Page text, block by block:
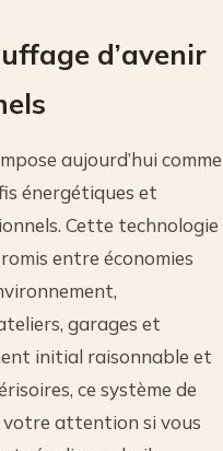
d’avenir
aujourd’hui comme
énergétiques et
Cette technologie
entre économies
garages et
initial raisonnable et
ce système de
votre attention si vous